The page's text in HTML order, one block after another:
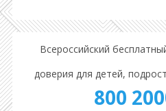
Всероссийский
доверия для детей,
800